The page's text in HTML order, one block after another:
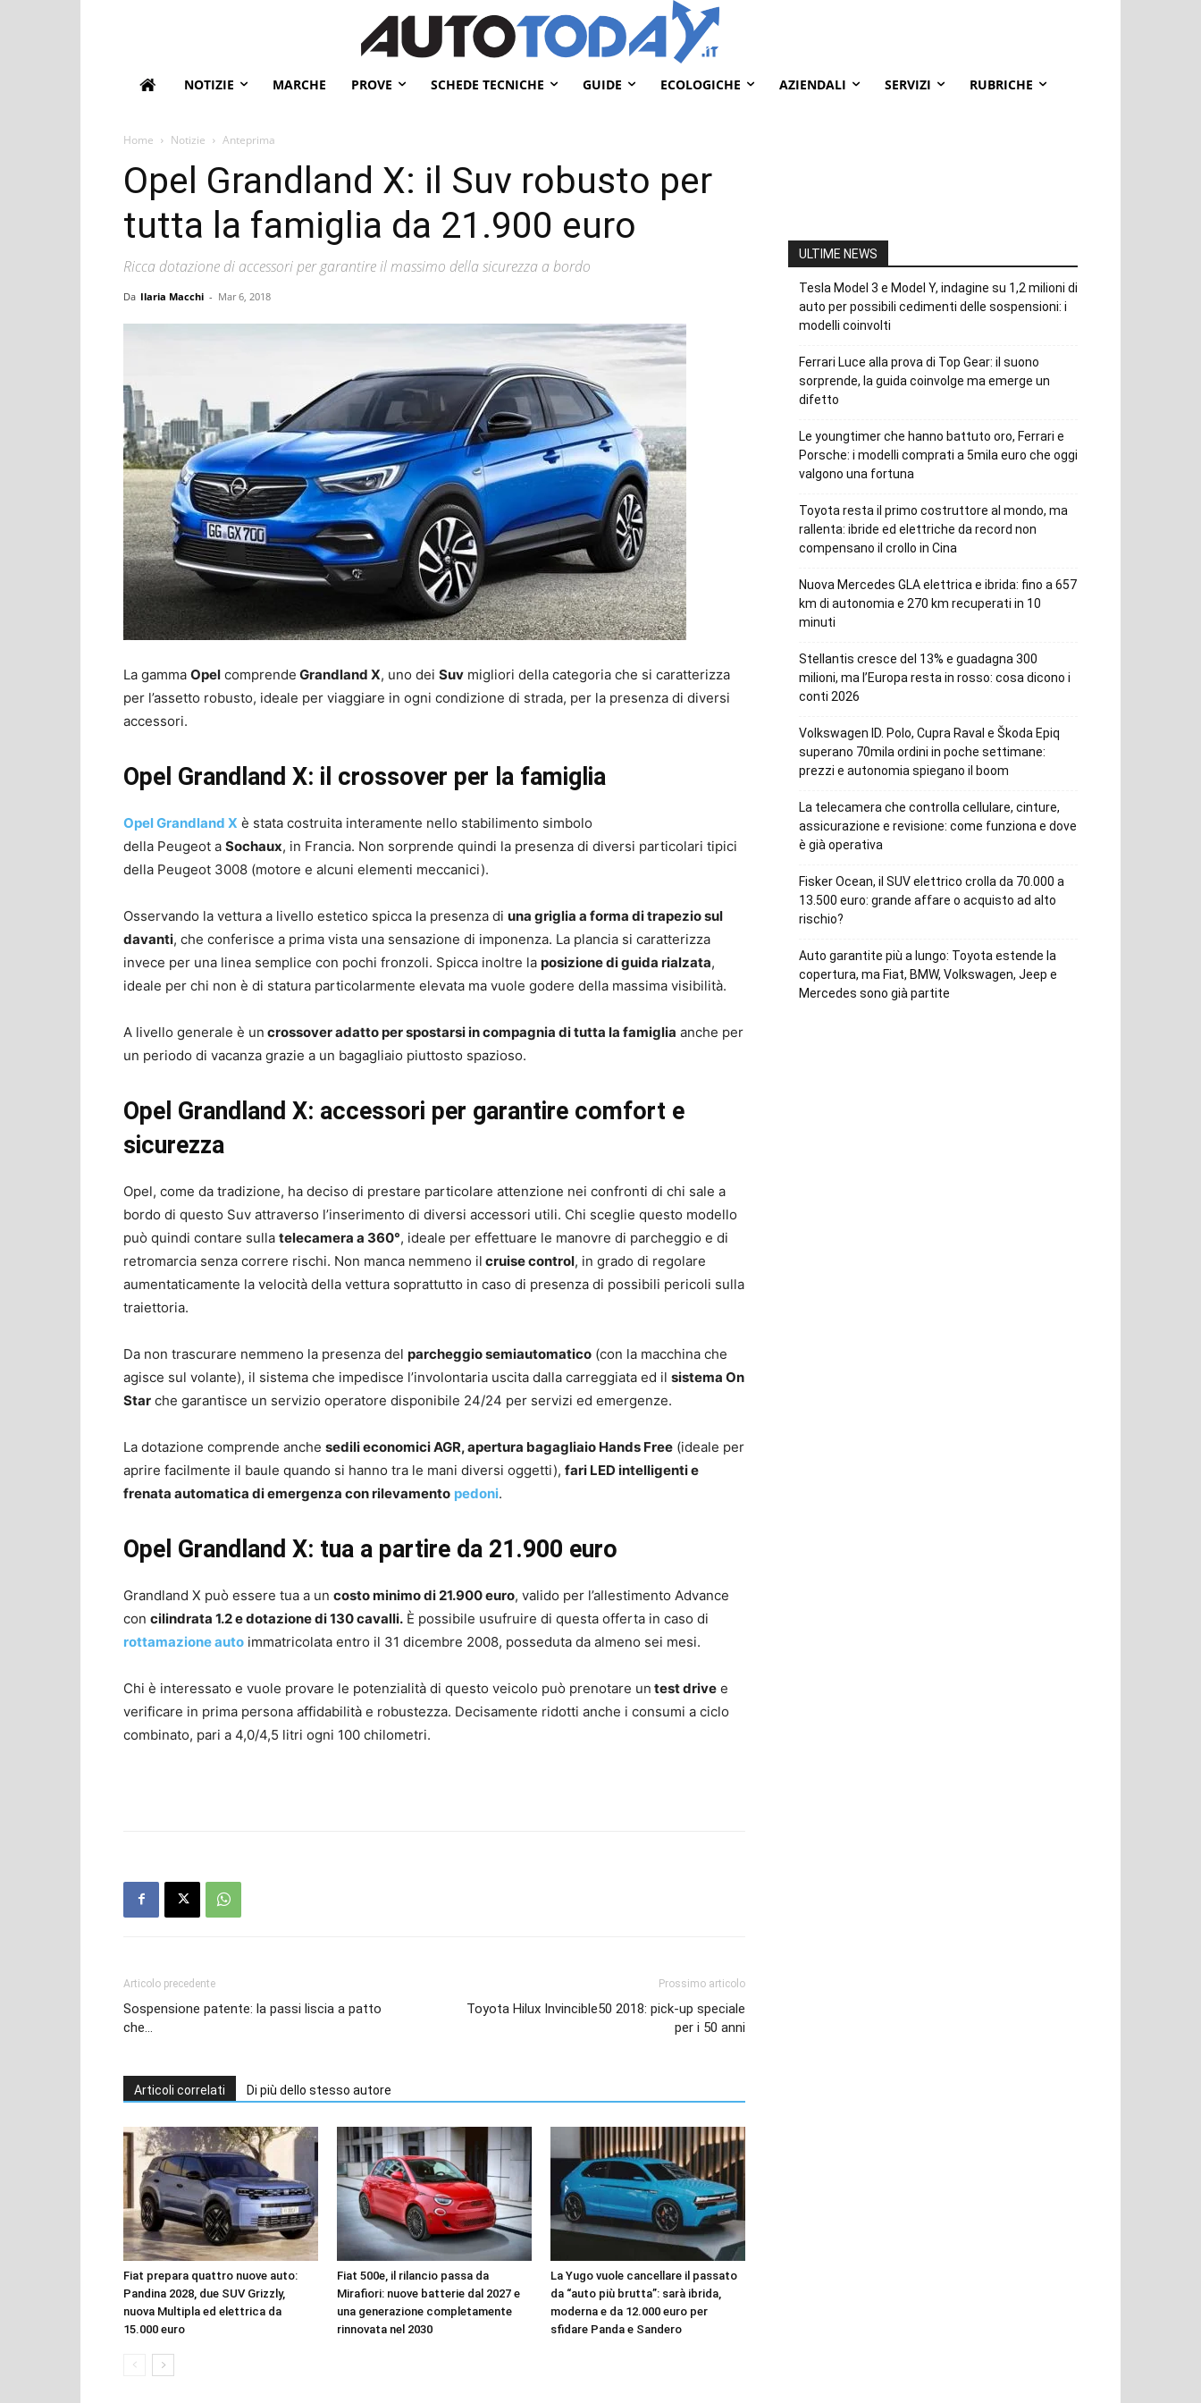
NOTIZIE MARCHE PROVE SCHEDE TECNICHE GUIDE ECOLOGICHE AZIENDALI SERVIZI RUBRICHE
Home Notizie Anteprima
Opel Grandland X: il Suv robusto per
tutta la famiglia da 21.900 euro
Ricca dotazione di accessori per garantire il massimo della sicurezza a bordo
Da Ilaria Macchi - Mar 6, 2018
La gamma Opel comprende Grandland X, uno dei Suv migliori della categoria che si caratterizza
per l’assetto robusto, ideale per viaggiare in ogni condizione di strada, per la presenza di diversi
accessori.
Opel Grandland X: il crossover per la famiglia
Opel Grandland X è stata costruita interamente nello stabilimento simbolo
della Peugeot a Sochaux, in Francia. Non sorprende quindi la presenza di diversi particolari tipici
della Peugeot 3008 (motore e alcuni elementi meccanici).
Osservando la vettura a livello estetico spicca la presenza di una griglia a forma di trapezio sul
davanti, che conferisce a prima vista una sensazione di imponenza. La plancia si caratterizza
invece per una linea semplice con pochi fronzoli. Spicca inoltre la posizione di guida rialzata,
ideale per chi non è di statura particolarmente elevata ma vuole godere della massima visibilità.
A livello generale è un crossover adatto per spostarsi in compagnia di tutta la famiglia anche per
un periodo di vacanza grazie a un bagagliaio piuttosto spazioso.
Opel Grandland X: accessori per garantire comfort e
sicurezza
Opel, come da tradizione, ha deciso di prestare particolare attenzione nei confronti di chi sale a
bordo di questo Suv attraverso l’inserimento di diversi accessori utili. Chi sceglie questo modello
può quindi contare sulla telecamera a 360°, ideale per effettuare le manovre di parcheggio e di
retromarcia senza correre rischi. Non manca nemmeno il cruise control, in grado di regolare
aumentaticamente la velocità della vettura soprattutto in caso di presenza di possibili pericoli sulla
traiettoria.
Da non trascurare nemmeno la presenza del parcheggio semiautomatico (con la macchina che
agisce sul volante), il sistema che impedisce l’involontaria uscita dalla carreggiata ed il sistema On
Star che garantisce un servizio operatore disponibile 24/24 per servizi ed emergenze.
La dotazione comprende anche sedili economici AGR, apertura bagagliaio Hands Free (ideale per
aprire facilmente il baule quando si hanno tra le mani diversi oggetti), fari LED intelligenti e
frenata automatica di emergenza con rilevamento pedoni.
Opel Grandland X: tua a partire da 21.900 euro
Grandland X può essere tua a un costo minimo di 21.900 euro, valido per l’allestimento Advance
con cilindrata 1.2 e dotazione di 130 cavalli. È possibile usufruire di questa offerta in caso di
rottamazione auto immatricolata entro il 31 dicembre 2008, posseduta da almeno sei mesi.
Chi è interessato e vuole provare le potenzialità di questo veicolo può prenotare un test drive e
verificare in prima persona affidabilità e robustezza. Decisamente ridotti anche i consumi a ciclo
combinato, pari a 4,0/4,5 litri ogni 100 chilometri.
Articolo precedente
Sospensione patente: la passi liscia a patto
che…
Prossimo articolo
Toyota Hilux Invincible50 2018: pick-up speciale
per i 50 anni
Articoli correlati Di più dello stesso autore
Fiat prepara quattro nuove auto:
Pandina 2028, due SUV Grizzly,
nuova Multipla ed elettrica da
15.000 euro
Fiat 500e, il rilancio passa da
Mirafiori: nuove batterie dal 2027 e
una generazione completamente
rinnovata nel 2030
La Yugo vuole cancellare il passato
da “auto più brutta”: sarà ibrida,
moderna e da 12.000 euro per
sfidare Panda e Sandero
ULTIME NEWS
Tesla Model 3 e Model Y, indagine su 1,2 milioni di
auto per possibili cedimenti delle sospensioni: i
modelli coinvolti
Ferrari Luce alla prova di Top Gear: il suono
sorprende, la guida coinvolge ma emerge un
difetto
Le youngtimer che hanno battuto oro, Ferrari e
Porsche: i modelli comprati a 5mila euro che oggi
valgono una fortuna
Toyota resta il primo costruttore al mondo, ma
rallenta: ibride ed elettriche da record non
compensano il crollo in Cina
Nuova Mercedes GLA elettrica e ibrida: fino a 657
km di autonomia e 270 km recuperati in 10
minuti
Stellantis cresce del 13% e guadagna 300
milioni, ma l’Europa resta in rosso: cosa dicono i
conti 2026
Volkswagen ID. Polo, Cupra Raval e Škoda Epiq
superano 70mila ordini in poche settimane:
prezzi e autonomia spiegano il boom
La telecamera che controlla cellulare, cinture,
assicurazione e revisione: come funziona e dove
è già operativa
Fisker Ocean, il SUV elettrico crolla da 70.000 a
13.500 euro: grande affare o acquisto ad alto
rischio?
Auto garantite più a lungo: Toyota estende la
copertura, ma Fiat, BMW, Volkswagen, Jeep e
Mercedes sono già partite